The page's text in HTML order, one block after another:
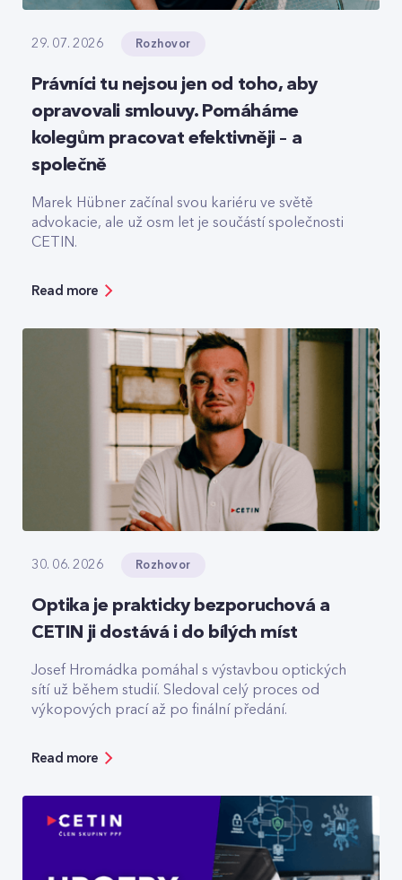
29. 07. 2026 Rozhovor
Právníci tu nejsou jen od toho, aby
opravovali smlouvy. Pomáháme
kolegům pracovat efektivněji – a
společně
Marek Hübner začínal svou kariéru ve světě
advokacie, ale už osm let je součástí společnosti
CETIN.
Read more
30. 06. 2026 Rozhovor
Optika je prakticky bezporuchová a
CETIN ji dostává i do bílých míst
Josef Hromádka pomáhal s výstavbou optických
sítí už během studií. Sledoval celý proces od
výkopových prací až po finální předání.
Read more